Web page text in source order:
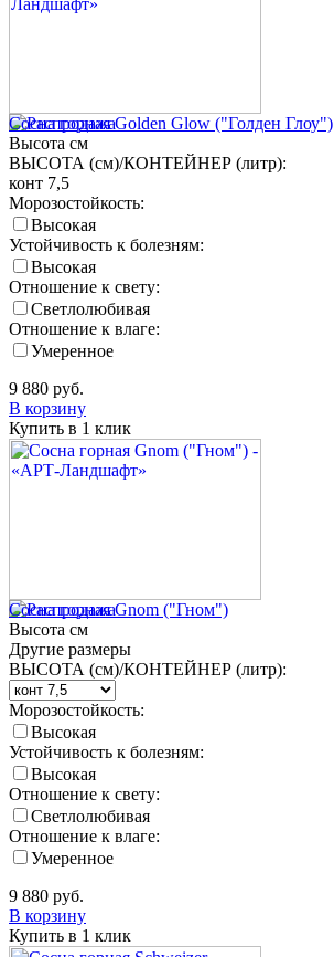
Сосна горная Golden Glow ("Голден Глоу")
Высота см
ВЫСОТА (см)/КОНТЕЙНЕР (литр):
конт 7,5
Морозостойкость:
Высокая
Устойчивость к болезням:
Высокая
Отношение к свету:
Светлолюбивая
Отношение к влаге:
Умеренное
9 880 руб.
В корзину
Купить в 1 клик
Сосна горная Gnom ("Гном")
Высота см
Другие размеры
ВЫСОТА (см)/КОНТЕЙНЕР (литр):
Морозостойкость:
Высокая
Устойчивость к болезням:
Высокая
Отношение к свету:
Светлолюбивая
Отношение к влаге:
Умеренное
9 880 руб.
В корзину
Купить в 1 клик